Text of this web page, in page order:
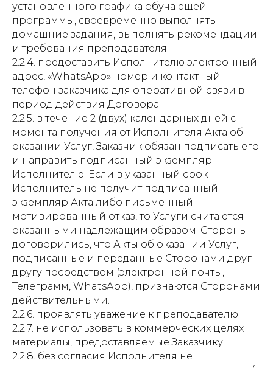
установленного графика обучающей
программы, своевременно выполнять
домашние задания, выполнять рекомендации
и требования преподавателя.
2.2.4. предоставить Исполнителю электронный
адрес, «WhatsApp» номер и контактный
телефон заказчика для оперативной связи в
период действия Договора.
2.2.5. в течение 2 (двух) календарных дней с
момента получения от Исполнителя Акта об
оказании Услуг, Заказчик обязан подписать его
и направить подписанный экземпляр
Исполнителю. Если в указанный срок
Исполнитель не получит подписанный
экземпляр Акта либо письменный
мотивированный отказ, то Услуги считаются
оказанными надлежащим образом. Стороны
договорились, что Акты об оказании Услуг,
подписанные и переданные Сторонами друг
другу посредством (электронной почты,
Телеграмм, WhatsApp), признаются Сторонами
действительными.
2.2.6. проявлять уважение к преподавателю;
2.2.7. не использовать в коммерческих целях
материалы, предоставляемые Заказчику;
2.2.8. без согласия Исполнителя не